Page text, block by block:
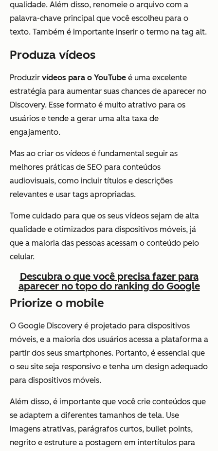
qualidade. Além disso, renomeie o arquivo com a
palavra-chave principal que você escolheu para o
texto. Também é importante inserir o termo na tag alt.
Produza vídeos
Produzir vídeos para o YouTube é uma excelente
estratégia para aumentar suas chances de aparecer no
Discovery. Esse formato é muito atrativo para os
usuários e tende a gerar uma alta taxa de
engajamento.
Mas ao criar os vídeos é fundamental seguir as
melhores práticas de SEO para conteúdos
audiovisuais, como incluir títulos e descrições
relevantes e usar tags apropriadas.
Tome cuidado para que os seus vídeos sejam de alta
qualidade e otimizados para dispositivos móveis, já
que a maioria das pessoas acessam o conteúdo pelo
celular.
Descubra o que você precisa fazer para
aparecer no topo do ranking do Google
Priorize o mobile
O Google Discovery é projetado para dispositivos
móveis, e a maioria dos usuários acessa a plataforma a
partir dos seus smartphones. Portanto, é essencial que
o seu site seja responsivo e tenha um design adequado
para dispositivos móveis.
Além disso, é importante que você crie conteúdos que
se adaptem a diferentes tamanhos de tela. Use
imagens atrativas, parágrafos curtos, bullet points,
negrito e estruture a postagem em intertítulos para